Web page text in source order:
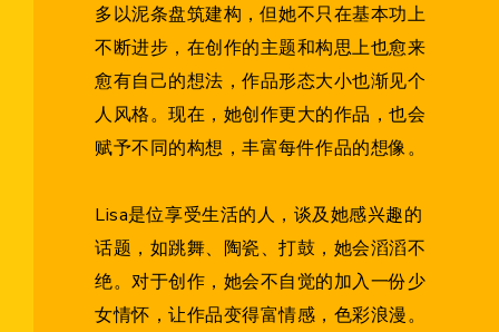
多以泥条盘筑建构，但她不只在基本功上
不断进步，在创作的主题和构思上也愈来
愈有自己的想法，作品形态大小也渐见个
人风格。现在，她创作更大的作品，也会
赋予不同的构想，丰富每件作品的想像。
Lisa是位享受生活的人，谈及她感兴趣的
话题，如跳舞、陶瓷、打鼓，她会滔滔不
绝。对于创作，她会不自觉的加入一份少
女情怀，让作品变得富情感，色彩浪漫。